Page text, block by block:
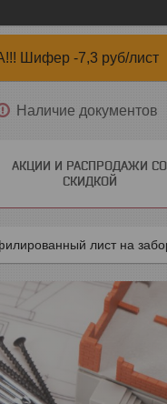
Шифер -7,3 руб/лист
Наличие документов
АКЦИИ И РАСПРОДАЖИ СО
СКИДКОЙ
лист на